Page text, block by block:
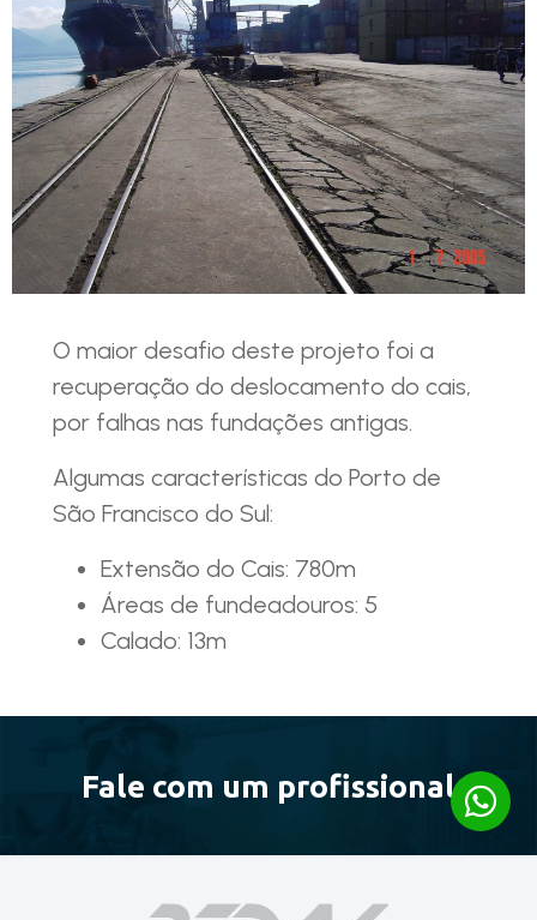
O maior desafio deste projeto foi a
recuperação do deslocamento do cais,
por falhas nas fundações antigas.
Algumas características do Porto de
São Francisco do Sul:
Extensão do Cais: 780m
Áreas de fundeadouros: 5
Calado: 13m
Fale com um profissional